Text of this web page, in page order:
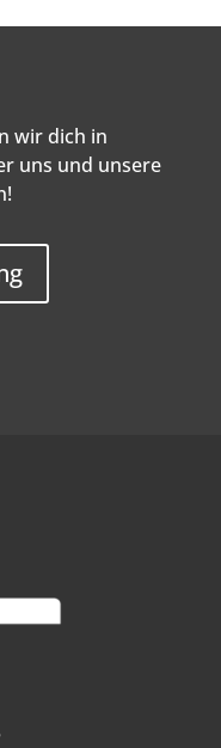
wir dich in
uns und unsere